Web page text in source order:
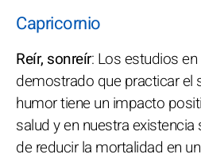
Capricornio
Reír, sonreír: Los estudios
demostrado que practicar el
humor tiene un impacto
salud y en nuestra existencia
de reducir la mortalidad en